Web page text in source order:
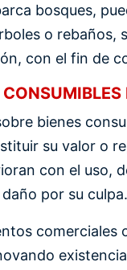
bosques,
o rebaños,
con el fin de
bienes
su valor o
con el uso,
por su culpa.
comerciales